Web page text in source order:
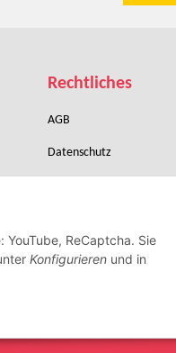
ReCaptcha. Sie
Konfigurieren und in
Rechtliches
AGB
Datenschutz
Impressum